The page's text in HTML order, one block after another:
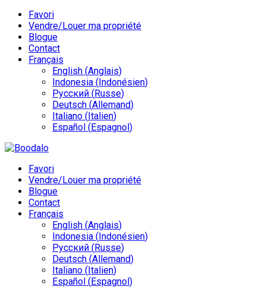
Favori
Vendre/Louer ma propriété
Blogue
Contact
Français
English (Anglais)
Indonesia (Indonésien)
Русский (Russe)
Deutsch (Allemand)
Italiano (Italien)
Español (Espagnol)
Favori
Vendre/Louer ma propriété
Blogue
Contact
Français
English (Anglais)
Indonesia (Indonésien)
Русский (Russe)
Deutsch (Allemand)
Italiano (Italien)
Español (Espagnol)